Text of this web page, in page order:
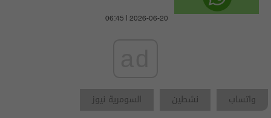
06:45 | 2026-06-20
واتساب نشطين
السومرية نيوز